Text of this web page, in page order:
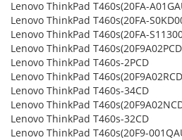
Lenovo ThinkPad T460s(20FA-
Lenovo ThinkPad T460s(20FA-
Lenovo ThinkPad T460s(20FA-
Lenovo ThinkPad
Lenovo ThinkPad T460s-2PCD
Lenovo ThinkPad
Lenovo ThinkPad T460s-34CD
Lenovo ThinkPad
Lenovo ThinkPad T460s-32CD
Lenovo ThinkPad T460s(20F9-